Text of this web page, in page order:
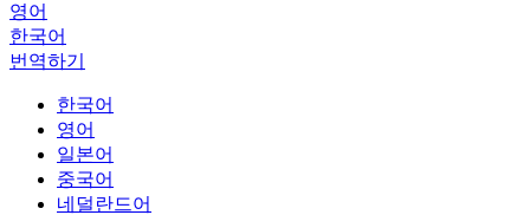
영어
한국어
번역하기
한국어
영어
일본어
중국어
네덜란드어